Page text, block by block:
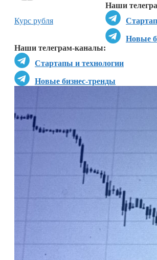
Наши
Новые
Наши телеграм-каналы:
Стартапы и технологии
Новые бизнес-тренды
Курс рубля